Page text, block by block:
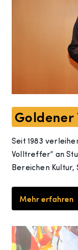
Seit 1983
Volltreffer“ an
Bereichen Kultur,
Mehr erfahren